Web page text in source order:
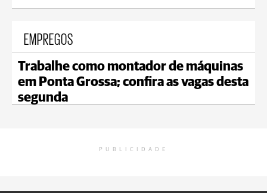
EMPREGOS
Trabalhe como montador de máquinas
em Ponta Grossa; confira as vagas desta
segunda
PUBLICIDADE